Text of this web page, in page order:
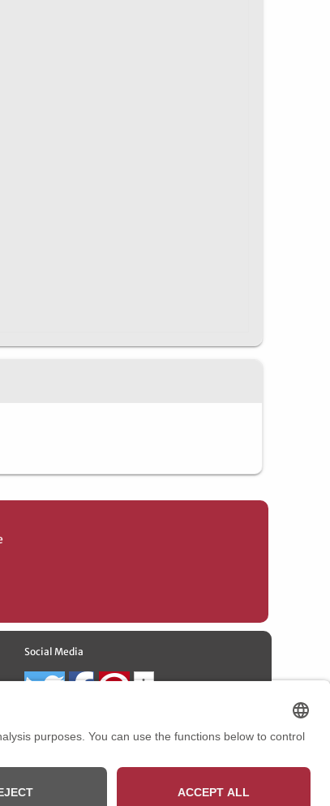
Social Media